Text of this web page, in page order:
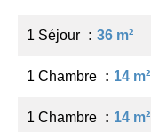
1 Séjour 36 m²
1 Chambre 14 m²
1 Chambre 14 m²